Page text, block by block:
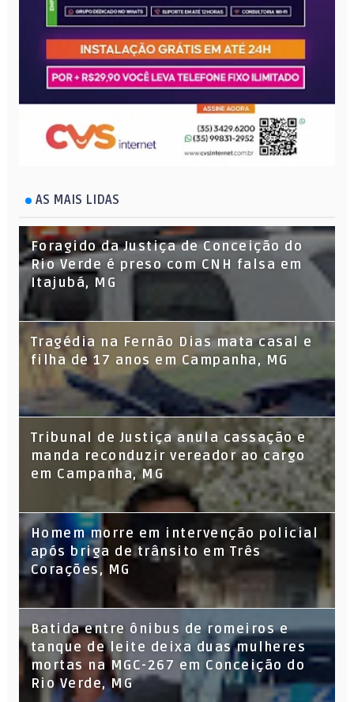
AS MAIS LIDAS
Foragido da Justiça de Conceição do
Rio Verde é preso com CNH falsa em
Itajubá, MG
Tragédia na Fernão Dias mata casal e
filha de 17 anos em Campanha, MG
Tribunal de Justiça anula cassação e
manda reconduzir vereador ao cargo
em Campanha, MG
Homem morre em intervenção policial
após briga de trânsito em Três
Corações, MG
Batida entre ônibus de romeiros e
tanque de leite deixa duas mulheres
mortas na MGC-267 em Conceição do
Rio Verde, MG